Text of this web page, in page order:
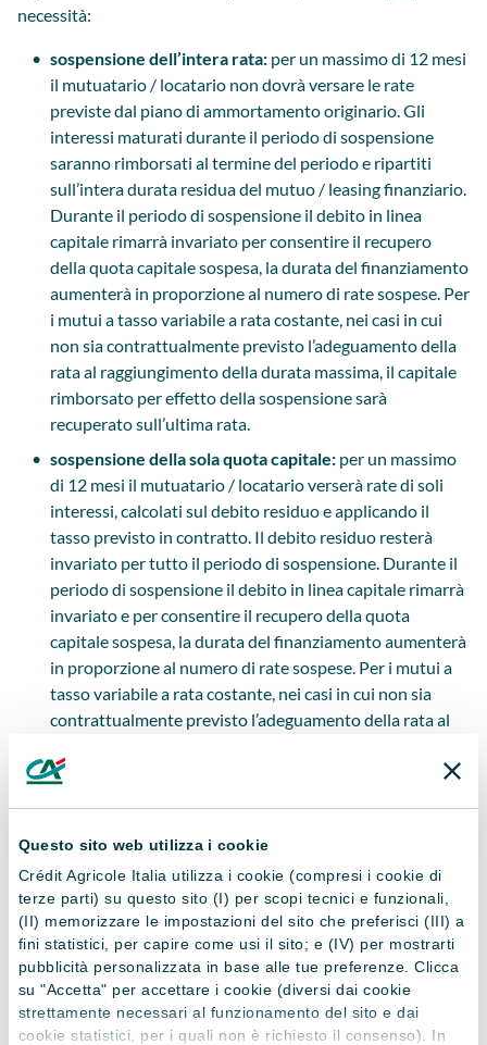
Questo sito web utilizza i cookie
Crédit Agricole Italia utilizza i cookie (compresi i cookie di
terze parti) su questo sito (I) per scopi tecnici e funzionali,
(II) memorizzare le impostazioni del sito che preferisci (III) a
fini statistici, per capire come usi il sito; e (IV) per mostrarti
pubblicità personalizzata in base alle tue preferenze. Clicca
su "Accetta" per accettare i cookie (diversi dai cookie
strettamente necessari al funzionamento del sito e dai
cookie statistici, per i quali non è richiesto il consenso). In
necessità:
sospensione dell’intera rata: per un massimo di 12 mesi
il mutuatario / locatario non dovrà versare le rate
previste dal piano di ammortamento originario. Gli
interessi maturati durante il periodo di sospensione
saranno rimborsati al termine del periodo e ripartiti
sull’intera durata residua del mutuo / leasing finanziario.
Durante il periodo di sospensione il debito in linea
capitale rimarrà invariato per consentire il recupero
della quota capitale sospesa, la durata del finanziamento
aumenterà in proporzione al numero di rate sospese. Per
i mutui a tasso variabile a rata costante, nei casi in cui
non sia contrattualmente previsto l’adeguamento della
rata al raggiungimento della durata massima, il capitale
rimborsato per effetto della sospensione sarà
recuperato sull’ultima rata.
sospensione della sola quota capitale: per un massimo
di 12 mesi il mutuatario / locatario verserà rate di soli
interessi, calcolati sul debito residuo e applicando il
tasso previsto in contratto. Il debito residuo resterà
invariato per tutto il periodo di sospensione. Durante il
periodo di sospensione il debito in linea capitale rimarrà
invariato e per consentire il recupero della quota
capitale sospesa, la durata del finanziamento aumenterà
in proporzione al numero di rate sospese. Per i mutui a
tasso variabile a rata costante, nei casi in cui non sia
contrattualmente previsto l’adeguamento della rata al
rimborsato per effetto della sospensione sarà
rimborsare le rate previste dal piano di ammortamento.
In entrambe le scelte, durante il periodo di sospensione gli
interessi sul capitale continueranno a maturare in base al
tasso indicato in contratto con le modalità previste, mentre
la durata del finanziamento sarà prolungata di un numero di
mesi pari alla durata di sospensione.
Restano ferme e valide le clausole di risoluzione previste dal